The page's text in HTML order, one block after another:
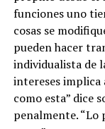
funciones uno
cosas se
pueden hacer
individualista de
intereses implica
como esta” dice
penalmente. “Lo